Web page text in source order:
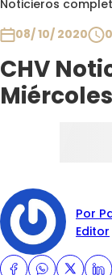
Noticieros
08/ 10/ 2020
CHV
Por
Editor
Club De La
Contigo en
Plan
El Tiempo
Sabingo